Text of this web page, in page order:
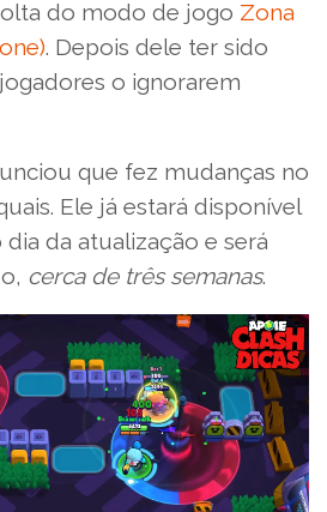
do modo de jogo Zona
. Depois dele ter sido
o ignorarem
que fez mudanças no
Ele já estará disponível
da atualização e será
cerca de três semanas.